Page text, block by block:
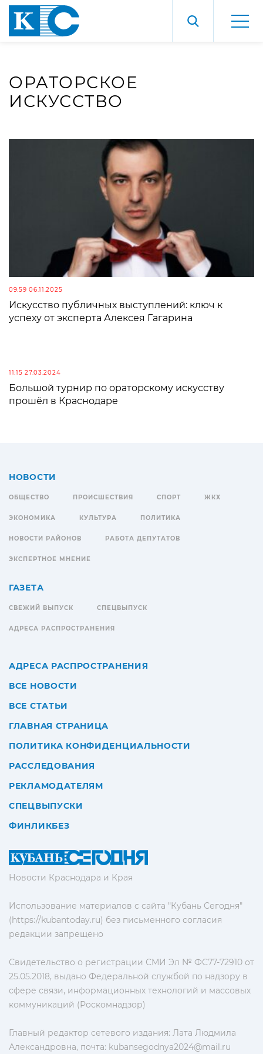
ОРАТОРСКОЕ
ИСКУССТВО
09:59 06.11.2025
Искусство публичных выступлений: ключ к
успеху от эксперта Алексея Гагарина
11:15 27.03.2024
Большой турнир по ораторскому искусству
прошёл в Краснодаре
Новости Краснодара и Края
Использование материалов с сайта "Кубань Сегодня"
(https://kubantoday.ru) без письменного согласия
редакции запрещено
Свидетельство о регистрации СМИ Эл № ФС77-72910 от
25.05.2018, выдано Федеральной службой по надзору в
сфере связи, информационных технологий и массовых
коммуникаций (Роскомнадзор)
Главный редактор сетевого издания: Лата Людмила
Александровна, почта: kubansegodnya2024@mail.ru
НОВОСТИ
ОБЩЕСТВО ПРОИСШЕСТВИЯ СПОРТ ЖКХ
ЭКОНОМИКА КУЛЬТУРА ПОЛИТИКА
НОВОСТИ РАЙОНОВ РАБОТА ДЕПУТАТОВ
ЭКСПЕРТНОЕ МНЕНИЕ
ГАЗЕТА
СВЕЖИЙ ВЫПУСК СПЕЦВЫПУСК
АДРЕСА РАСПРОСТРАНЕНИЯ
АДРЕСА РАСПРОСТРАНЕНИЯ
ВСЕ НОВОСТИ
ВСЕ СТАТЬИ
ГЛАВНАЯ СТРАНИЦА
ПОЛИТИКА КОНФИДЕНЦИАЛЬНОСТИ
РАССЛЕДОВАНИЯ
РЕКЛАМОДАТЕЛЯМ
СПЕЦВЫПУСКИ
ФИНЛИКБЕЗ